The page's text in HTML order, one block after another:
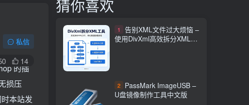
私信
14
的插
损压
本站发
猜你喜欢
1
告别XML文件过大烦恼 –
使用DivXml高效拆分XML文
2
PassMark ImageUSB –
U盘镜像制作工具中文版